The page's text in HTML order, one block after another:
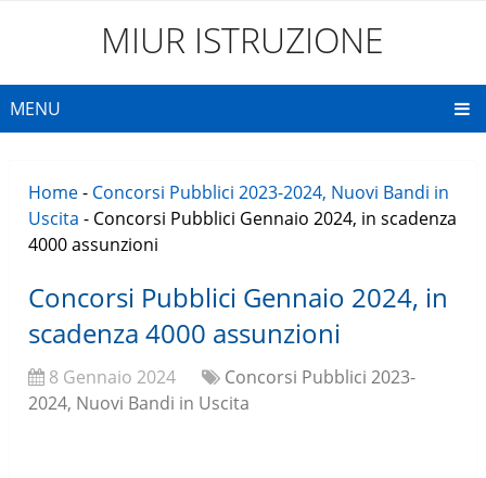
MIUR ISTRUZIONE
MENU
Home- Concorsi Pubblici 2023-2024, Nuovi Bandi in
Uscita - Concorsi Pubblici Gennaio 2024, in scadenza
4000 assunzioni
Concorsi Pubblici Gennaio 2024, in
scadenza 4000 assunzioni
8 Gennaio 2024
Concorsi Pubblici 2023-
2024, Nuovi Bandi in Uscita